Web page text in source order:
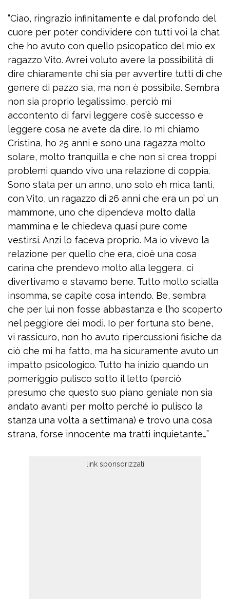
“Ciao, ringrazio infinitamente e dal profondo del
cuore per poter condividere con tutti voi la chat
che ho avuto con quello psicopatico del mio ex
ragazzo Vito. Avrei voluto avere la possibilità di
dire chiaramente chi sia per avvertire tutti di che
genere di pazzo sia, ma non è possibile. Sembra
non sia proprio legalissimo, perciò mi
accontento di farvi leggere cos’è successo e
leggere cosa ne avete da dire. Io mi chiamo
Cristina, ho 25 anni e sono una ragazza molto
solare, molto tranquilla e che non si crea troppi
problemi quando vivo una relazione di coppia.
Sono stata per un anno, uno solo eh mica tanti,
con Vito, un ragazzo di 26 anni che era un po’ un
mammone, uno che dipendeva molto dalla
mammina e le chiedeva quasi pure come
vestirsi. Anzi lo faceva proprio. Ma io vivevo la
relazione per quello che era, cioè una cosa
carina che prendevo molto alla leggera, ci
divertivamo e stavamo bene. Tutto molto scialla
insomma, se capite cosa intendo. Be, sembra
che per lui non fosse abbastanza e l’ho scoperto
nel peggiore dei modi. Io per fortuna sto bene,
vi rassicuro, non ho avuto ripercussioni fisiche da
ciò che mi ha fatto, ma ha sicuramente avuto un
impatto psicologico. Tutto ha inizio quando un
pomeriggio pulisco sotto il letto (perciò
presumo che questo suo piano geniale non sia
andato avanti per molto perché io pulisco la
stanza una volta a settimana) e trovo una cosa
strana, forse innocente ma tratti inquietante…”